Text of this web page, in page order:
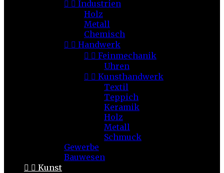
  Industrien
Holz
Metall
Chemisch
  Handwerk
  Feinmechanik
Uhren
  Kunsthandwerk
Textil
Teppich
Keramik
Holz
Metall
Schmuck
Gewerbe
Bauwesen
  Kunst